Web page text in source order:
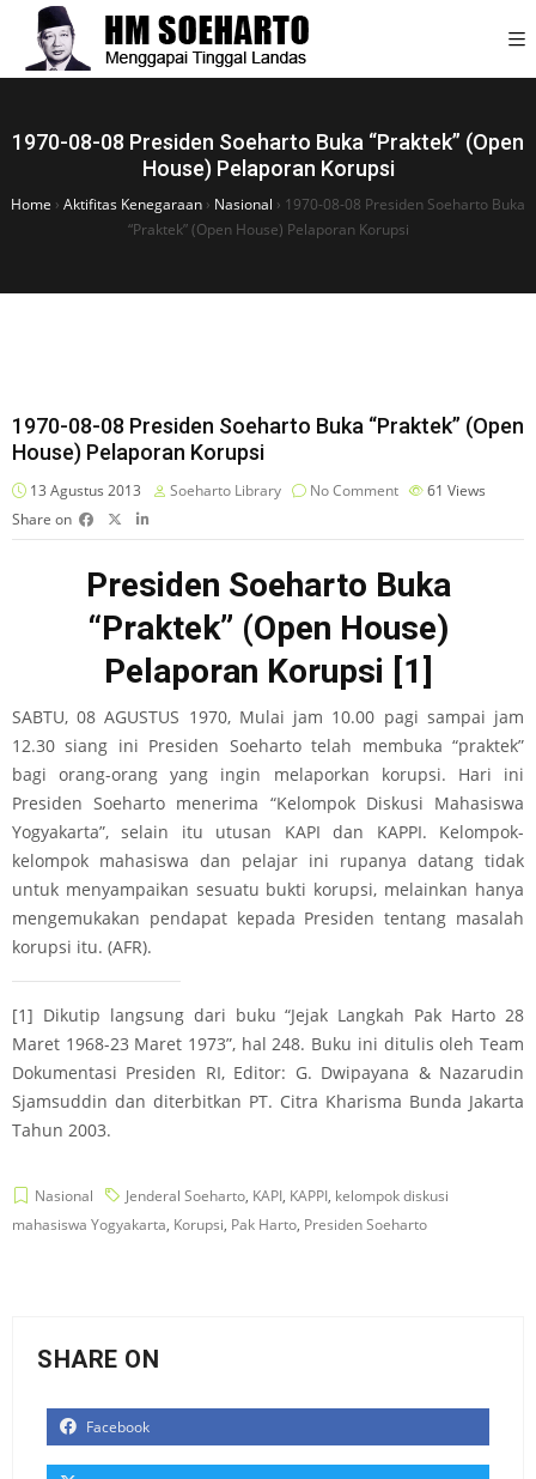
1970-08-08 Presiden Soeharto Buka “Praktek” (Open
House) Pelaporan Korupsi
Home › Aktifitas Kenegaraan › Nasional › 1970-08-08 Presiden Soeharto Buka
“Praktek” (Open House) Pelaporan Korupsi
1970-08-08 Presiden Soeharto Buka “Praktek” (Open
House) Pelaporan Korupsi
13 Agustus 2013 Soeharto Library No Comment 61 Views
Share on
Presiden Soeharto Buka
“Praktek” (Open House)
Pelaporan Korupsi [1]
SABTU, 08 AGUSTUS 1970, Mulai jam 10.00 pagi sampai jam
12.30 siang ini Presiden Soeharto telah membuka “praktek”
bagi orang-orang yang ingin melaporkan korupsi. Hari ini
Presiden Soeharto menerima “Kelompok Diskusi Mahasiswa
Yogyakarta”, selain itu utusan KAPI dan KAPPI. Kelompok-
kelompok mahasiswa dan pelajar ini rupanya datang tidak
untuk menyampaikan sesuatu bukti korupsi, melainkan hanya
mengemukakan pendapat kepada Presiden tentang masalah
korupsi itu. (AFR).
[1] Dikutip langsung dari buku “Jejak Langkah Pak Harto 28
Maret 1968-23 Maret 1973”, hal 248. Buku ini ditulis oleh Team
Dokumentasi Presiden RI, Editor: G. Dwipayana & Nazarudin
Sjamsuddin dan diterbitkan PT. Citra Kharisma Bunda Jakarta
Tahun 2003.
Nasional Jenderal Soeharto, KAPI, KAPPI, kelompok diskusi
mahasiswa Yogyakarta, Korupsi, Pak Harto, Presiden Soeharto
SHARE ON
Facebook